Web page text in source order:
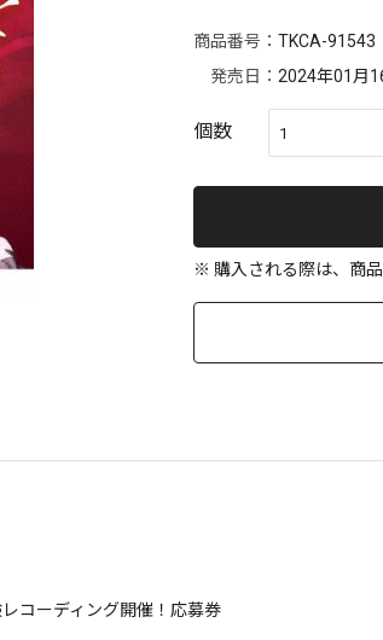
商品番号： TKCA-91543
発売日： 2024年01月
個数
※ 購入される際は、商
コーディング開催！応募券